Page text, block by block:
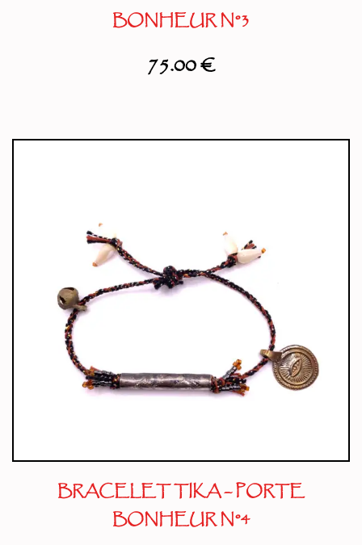
BONHEUR N°3
75.00€
BRACELET TIKA – PORTE
BONHEUR N°4